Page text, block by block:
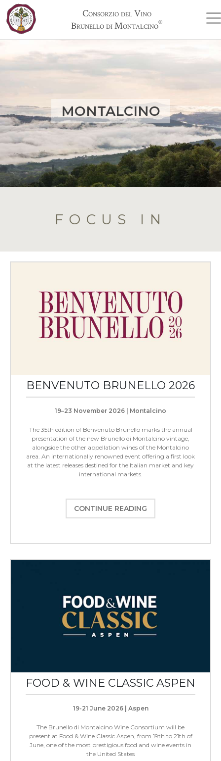
Consorzio del Vino
Brunello di Montalcino®
MONTALCINO
FOCUS IN
BENVENUTO BRUNELLO 2026
19–23 November 2026 | Montalcino
The 35th edition of Benvenuto Brunello marks the annual
presentation of the new Brunello di Montalcino vintage,
alongside the other appellation wines of the Montalcino
area. An internationally renowned event offering a first look
at the latest releases destined for the Italian market and key
international markets.
CONTINUE READING
FOOD & WINE CLASSIC ASPEN
19-21 June 2026 | Aspen
The Brunello di Montalcino Wine Consortium will be
present at Food & Wine Classic Aspen, from 19th to 21th of
June, one of the most prestigious food and wine events in
the United States